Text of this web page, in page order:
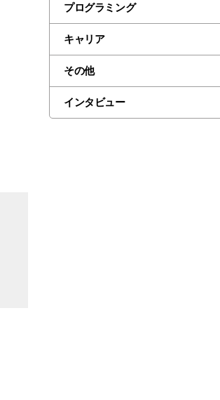
プログラミング
キャリア
その他
インタビュー